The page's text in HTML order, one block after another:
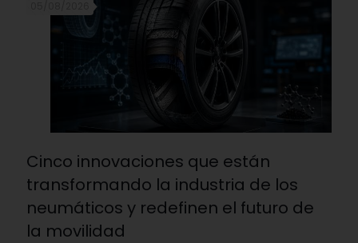
Cinco innovaciones que están
transformando la industria de los
neumáticos y redefinen el futuro de
la movilidad